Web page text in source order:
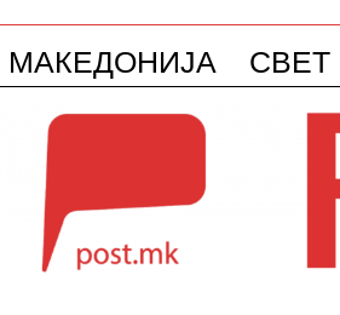
МАКЕДОНИЈА СВЕТ